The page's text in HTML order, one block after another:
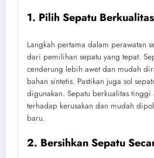
1. Pilih Sepatu Berkualitas
Langkah pertama dalam perawatan
dari pemilihan sepatu yang tepat.
cenderung lebih awet dan mudah
bahan sintetis. Pastikan juga sol
digunakan. Sepatu berkualitas tinggi
terhadap kerusakan dan mudah
baru.
2. Bersihkan Sepatu